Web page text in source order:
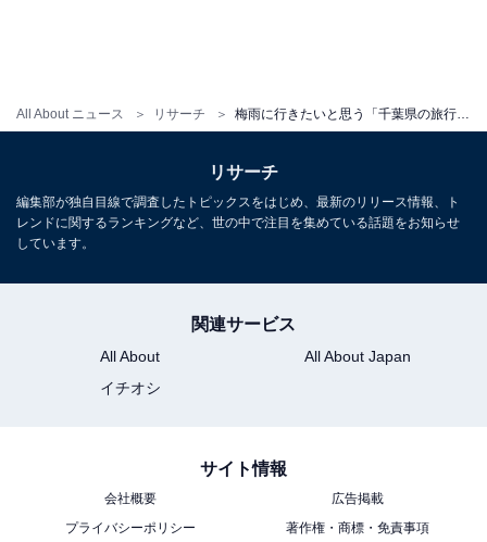
All About ニュース リサーチ
こちらもおすすめ
梅雨に行きたいと思う「栃木県の旅行先」ラン
リサーチ
編集部が独自目線で調査したトピックスをはじめ、最新のリリース情報、ト
レンドに関するランキングなど、世の中で注目を集めている話題をお知らせ
しています。
関連サービス
All About
All About Japan
イチオシ
サイト情報
会社概要
広告掲載
プライバシーポリシー
著作権・商標・免責事項